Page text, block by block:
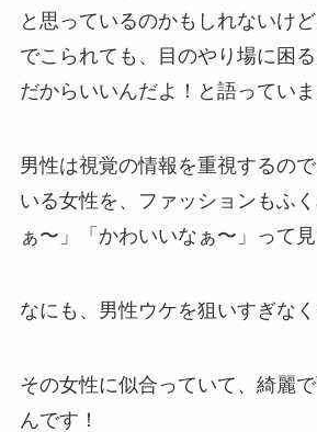
と思っているのかもしれないけ
でこられても、目のやり場に困
だからいいんだよ！と語っていま
男性は視覚の情報を重視するの
いる女性を、ファッションもふ
ぁ〜」「かわいいなぁ〜」って見
なにも、男性ウケを狙いすぎなく
その女性に似合っていて、綺麗
んです！